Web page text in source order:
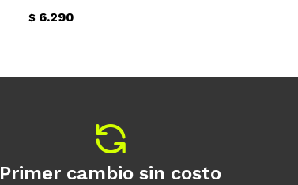
$ 6.290
Primer cambio sin costo